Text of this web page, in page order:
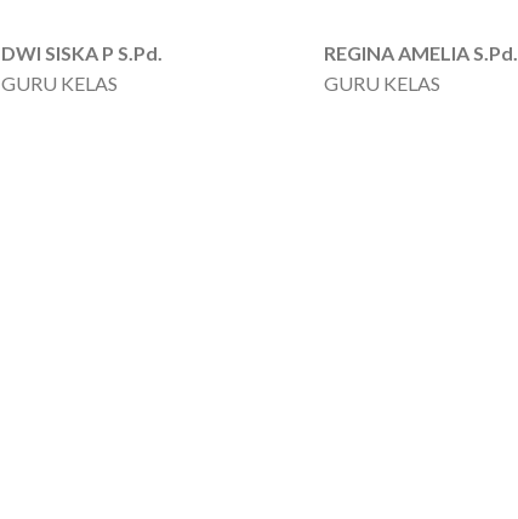
DWI SISKA P S.Pd.
GURU KELAS
REGINA AMELIA S.Pd.
GURU KELAS